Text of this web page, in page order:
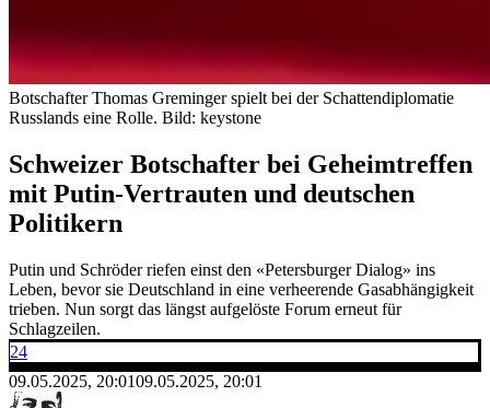
Botschafter Thomas Greminger spielt bei der Schattendiplomatie
Russlands eine Rolle. Bild: keystone
Schweizer Botschafter bei Geheimtreffen
mit Putin-Vertrauten und deutschen
Politikern
Putin und Schröder riefen einst den «Petersburger Dialog» ins
Leben, bevor sie Deutschland in eine verheerende Gasabhängigkeit
trieben. Nun sorgt das längst aufgelöste Forum erneut für
Schlagzeilen.
24
09.05.2025, 20:0109.05.2025, 20:01